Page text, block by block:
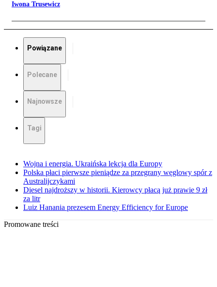
Iwona Trusewicz
Powiązane
Polecane
Najnowsze
Tagi
Wojna i energia. Ukraińska lekcja dla Europy
Polska płaci pierwsze pieniądze za przegrany węglowy spór z
Australijczykami
Diesel najdroższy w historii. Kierowcy płacą już prawie 9 zł
za litr
Luiz Hanania prezesem Energy Efficiency for Europe
Promowane treści